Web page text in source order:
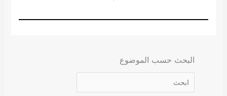
البحث حسب الموضوع